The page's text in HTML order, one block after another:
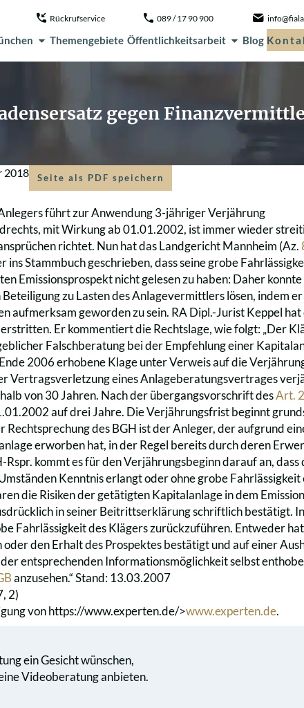
Rückrufservice 089 / 17 90 900
Themengebiete Öffentlichkeitsarbeit Blog
gegen
2018 Seite als PDF speichern
führt zur Anwendung 3-jähriger Verjährung
mit Wirkung ab 01.01.2002, ist immer wieder
richtet. Nun hat das Landgericht Mannheim (Az.
Stammbuch geschrieben, dass seine grobe
Emissionsprospekt nicht gelesen zu haben: Daher
zu Lasten des Anlagevermittlers lösen, indem
aufmerksam geworden zu sein. RA Dipl.-Jurist Keppel
Er kommentiert die Rechtslage, wie folgt: „Der
Falschberatung bei der Empfehlung einer
2006 erhobene Klage unter Verweis auf die
Vertragsverletzung eines Anlageberatungsvertrages
von 30 Jahren. Nach der übergangsvorschrift desArt.
auf drei Jahre. Die Verjährungsfrist beginnt
Rechtsprechung des BGH ist der Anleger, der aufgrund
erworben hat, in der Regel bereits durch deren
kommt es für den Verjährungsbeginn darauf an,
Kenntnis erlangt oder ohne grobe Fahrlässigkeit
die Risiken der getätigten Kapitalanlage in dem
in seiner Beitrittserklärung schriftlich bestätigt.
Fahrlässigkeit des Klägers zurückzuführen. Entweder
den Erhalt des Prospektes bestätigt und auf einer
entsprechenden Informationsmöglichkeit selbst
anzusehen.“ Stand: 13.03.2007
2)
vonhttps://www.experten.de/>www.experten.de.
ein Gesicht wünschen,
Videoberatung anbieten.